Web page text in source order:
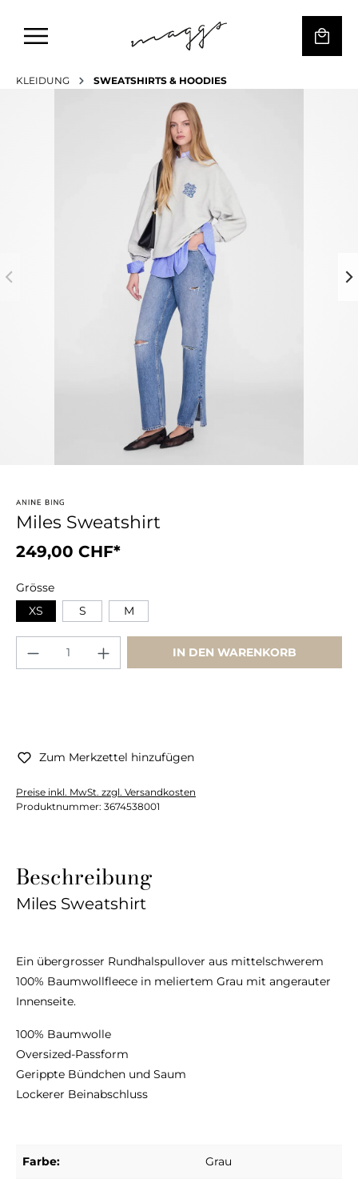
KLEIDUNG SWEATSHIRTS & HOODIES
Miles Sweatshirt
249,00 CHF*
Grösse
XS
S M
IN DEN WARENKORB
Zum Merkzettel hinzufügen
Preise inkl. MwSt. zzgl. Versandkosten
Produktnummer: 3674538001
Beschreibung
Miles Sweatshirt
Ein übergrosser Rundhalspullover aus mittelschwerem
100% Baumwollfleece in meliertem Grau mit angerauter
Innenseite.
100% Baumwolle
Oversized-Passform
Gerippte Bündchen und Saum
Lockerer Beinabschluss
Farbe: Grau